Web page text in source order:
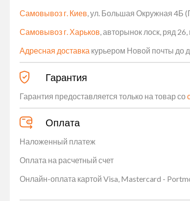
Самовывоз г. Киев , ул. Большая Окружная 4Б
Самовывоз г. Харьков , авторынок лоск, ряд
Адресная доставка курьером Новой почты до
Гарантия
Гарантия предоставляется только на товар со
Оплата
Наложенный платеж
Оплата на расчетный счет
Онлайн-оплата картой Visa, Mastercard -